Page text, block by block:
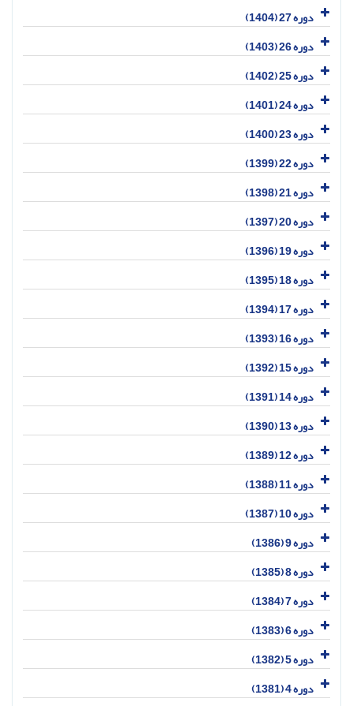
دوره 27 (1404)
دوره 26 (1403)
دوره 25 (1402)
دوره 24 (1401)
دوره 23 (1400)
دوره 22 (1399)
دوره 21 (1398)
دوره 20 (1397)
دوره 19 (1396)
دوره 18 (1395)
دوره 17 (1394)
دوره 16 (1393)
دوره 15 (1392)
دوره 14 (1391)
دوره 13 (1390)
دوره 12 (1389)
دوره 11 (1388)
دوره 10 (1387)
دوره 9 (1386)
دوره 8 (1385)
دوره 7 (1384)
دوره 6 (1383)
دوره 5 (1382)
دوره 4 (1381)